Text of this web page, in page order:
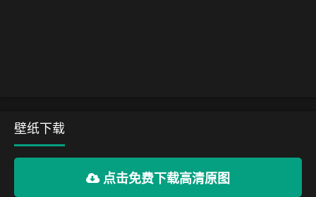
壁纸下载
点击免费下载高清原图